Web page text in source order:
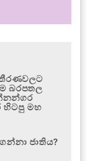
තීරණවලට
බරපතල
හිටපු මහ
ජාතිය?